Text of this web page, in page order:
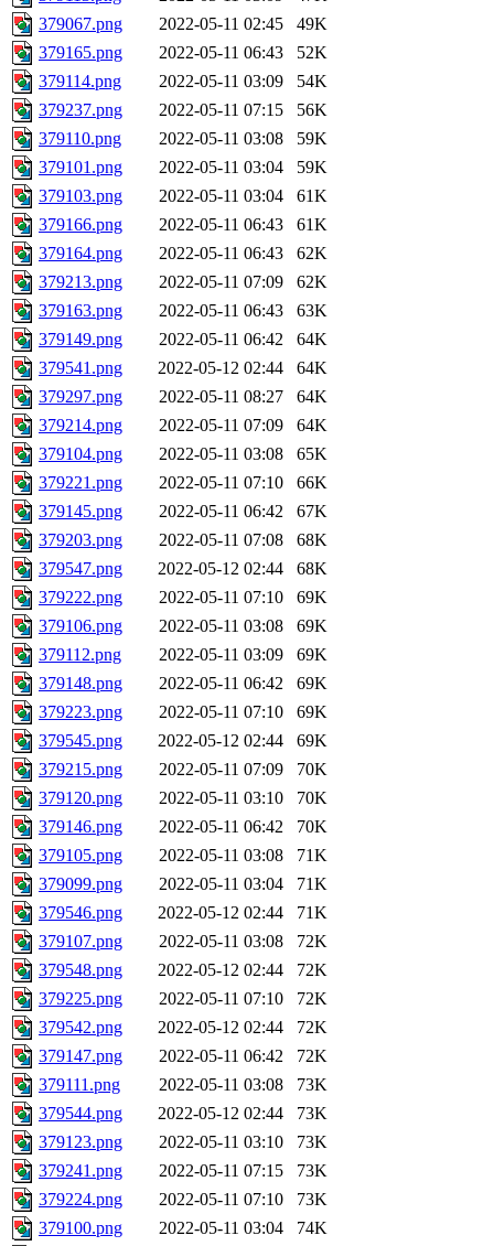
379067.png
2022-05-11 02:45
49K
379165.png
2022-05-11 06:43
52K
379114.png
2022-05-11 03:09
54K
379237.png
2022-05-11 07:15
56K
379110.png
2022-05-11 03:08
59K
379101.png
2022-05-11 03:04
59K
379103.png
2022-05-11 03:04
61K
379166.png
2022-05-11 06:43
61K
379164.png
2022-05-11 06:43
62K
379213.png
2022-05-11 07:09
62K
379163.png
2022-05-11 06:43
63K
379149.png
2022-05-11 06:42
64K
379541.png
2022-05-12 02:44
64K
379297.png
2022-05-11 08:27
64K
379214.png
2022-05-11 07:09
64K
379104.png
2022-05-11 03:08
65K
379221.png
2022-05-11 07:10
66K
379145.png
2022-05-11 06:42
67K
379203.png
2022-05-11 07:08
68K
379547.png
2022-05-12 02:44
68K
379222.png
2022-05-11 07:10
69K
379106.png
2022-05-11 03:08
69K
379112.png
2022-05-11 03:09
69K
379148.png
2022-05-11 06:42
69K
379223.png
2022-05-11 07:10
69K
379545.png
2022-05-12 02:44
69K
379215.png
2022-05-11 07:09
70K
379120.png
2022-05-11 03:10
70K
379146.png
2022-05-11 06:42
70K
379105.png
2022-05-11 03:08
71K
379099.png
2022-05-11 03:04
71K
379546.png
2022-05-12 02:44
71K
379107.png
2022-05-11 03:08
72K
379548.png
2022-05-12 02:44
72K
379225.png
2022-05-11 07:10
72K
379542.png
2022-05-12 02:44
72K
379147.png
2022-05-11 06:42
72K
379111.png
2022-05-11 03:08
73K
379544.png
2022-05-12 02:44
73K
379123.png
2022-05-11 03:10
73K
379241.png
2022-05-11 07:15
73K
379224.png
2022-05-11 07:10
73K
379100.png
2022-05-11 03:04
74K